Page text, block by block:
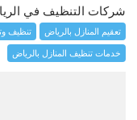
شركات التنظيف في
تعقيم المنازل بالرياض تنظيف
خدمات تنظيف المنازل بالرياض